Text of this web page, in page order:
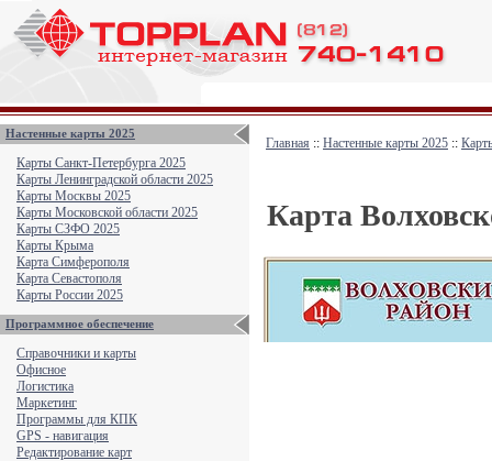
Настенные карты 2025
Карты Санкт-Петербурга 2025
Карты Ленинградской области 2025
Карты Москвы 2025
Карты Московской области 2025
Карты СЗФО 2025
Карты Крыма
Карта Симферополя
Карта Севастополя
Карты России 2025
Программное обеспечение
Справочники и карты
Офисное
Логистика
Маркетинг
Программы для КПК
GPS - навигация
Редактирование карт
Главная :: Настенные карты 2025 ::
Карта